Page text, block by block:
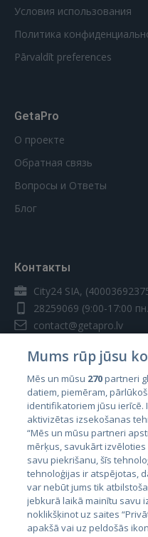
Условия использования
Политика
Pārvaldīt preferences
GetaPro
О проекте
Обратная связь
Вопросы и Ответы
Блог
Контакты
City24 SIA,
28259069 (9:00-17:00
contact@getapro.lv
Страны
Эстония
Латвия
Литва
Mums rūp jūsu
Mēs un mūsu 270partneri
datiem, piemēram,
identifikatoriem jūsu ierīcē.
aktivizētas izsekošanas
“Mēs un mūsu partneri
mērķus, savukārt izvēloties
savu piekrišanu, šīs
tehnoloģijas ir atspējotas,
var nebūt jums tik
jebkurā laikā mainītu savu
noklikšķinot uz saites
apakšā vai uz peldošās